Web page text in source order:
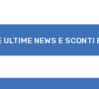
ULTIME NEWS E SCONTI